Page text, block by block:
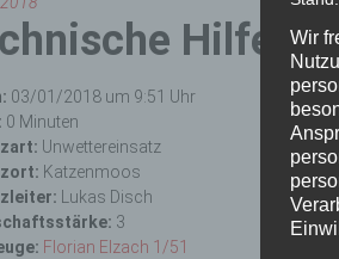
03/01/2018 um 9:51 Uhr
0 Minuten
Unwettereinsatz
Katzenmoos
Lukas Disch
3
Florian Elzach 1/51
Wir